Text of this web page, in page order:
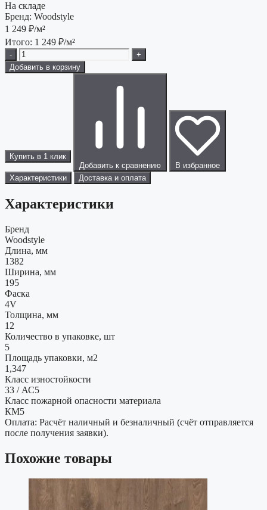
На складе
Бренд: Woodstyle
1 249 ₽/м²
Итого: 1 249 ₽/м²
-
+
Добавить в корзину
Купить в 1 клик
Добавить к сравнению
В избранное
Характеристики
Доставка и оплата
Характеристики
Бренд
Woodstyle
Длина, мм
1382
Ширина, мм
195
Фаска
4V
Толщина, мм
12
Количество в упаковке, шт
5
Площадь упаковки, м2
1,347
Класс изностойкости
33 / АС5
Класс пожарной опасности материала
КМ5
Оплата: Расчёт наличный и безналичный (счёт отправляется
после получения заявки).
Похожие товары